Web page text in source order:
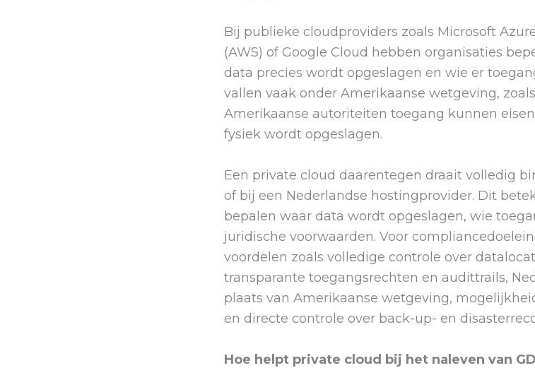
Bij publieke cloudproviders zoals Microsoft
(AWS) of Google Cloud hebben organisaties
data precies wordt opgeslagen en wie er
vallen vaak onder Amerikaanse wetgeving,
Amerikaanse autoriteiten toegang kunnen
fysiek wordt opgeslagen.
Een private cloud daarentegen draait volledig
of bij een Nederlandse hostingprovider. Dit
bepalen waar data wordt opgeslagen, wie
juridische voorwaarden. Voor
voordelen zoals volledige controle over
transparante toegangsrechten en audittrails,
plaats van Amerikaanse wetgeving,
en directe controle over back-up- en
Hoe helpt private cloud bij het naleven van